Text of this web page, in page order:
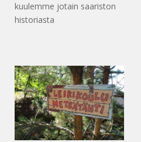
kuulemme jotain saariston
historiasta